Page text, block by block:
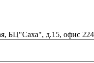
БЦ"Саха", д.15, офис